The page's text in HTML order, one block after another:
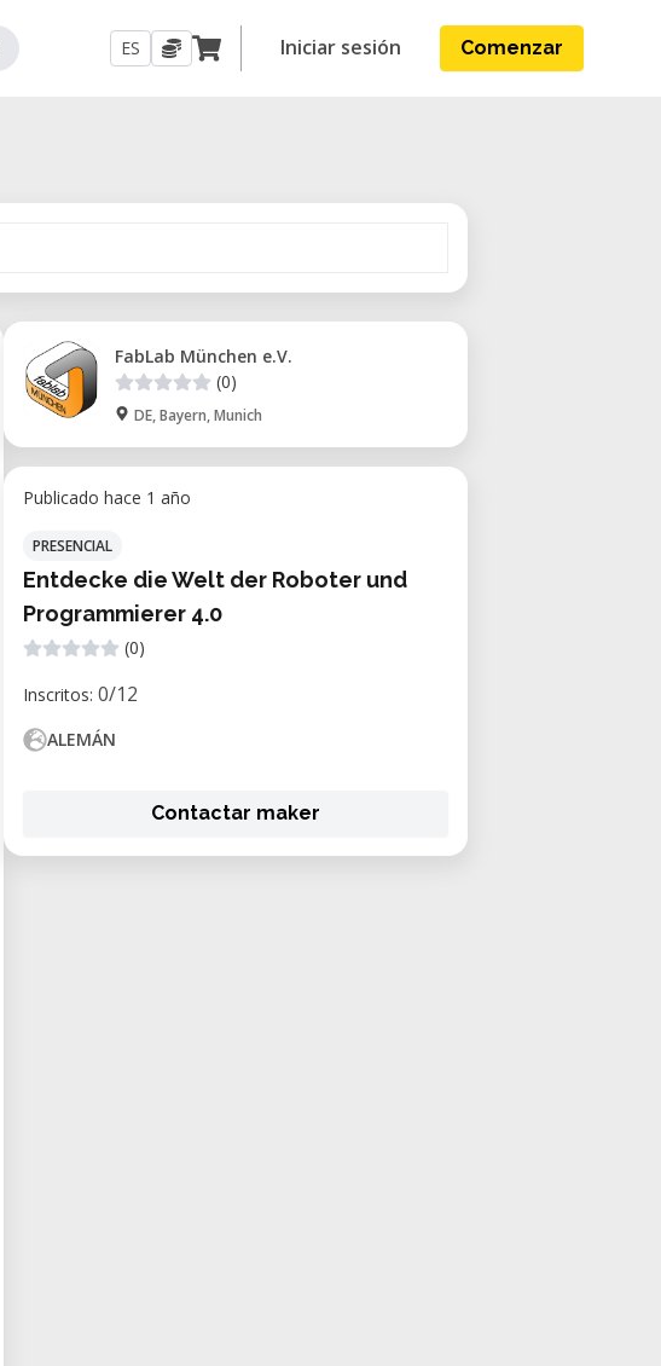
ES Iniciar sesión Comenzar
FabLab München e.V.
(0)
DE, Bayern, Munich
Publicado hace 1 año
PRESENCIAL
Entdecke die Welt der Roboter und
Programmierer 4.0
(0)
Inscritos: 0/12
ALEMÁN
Contactar maker